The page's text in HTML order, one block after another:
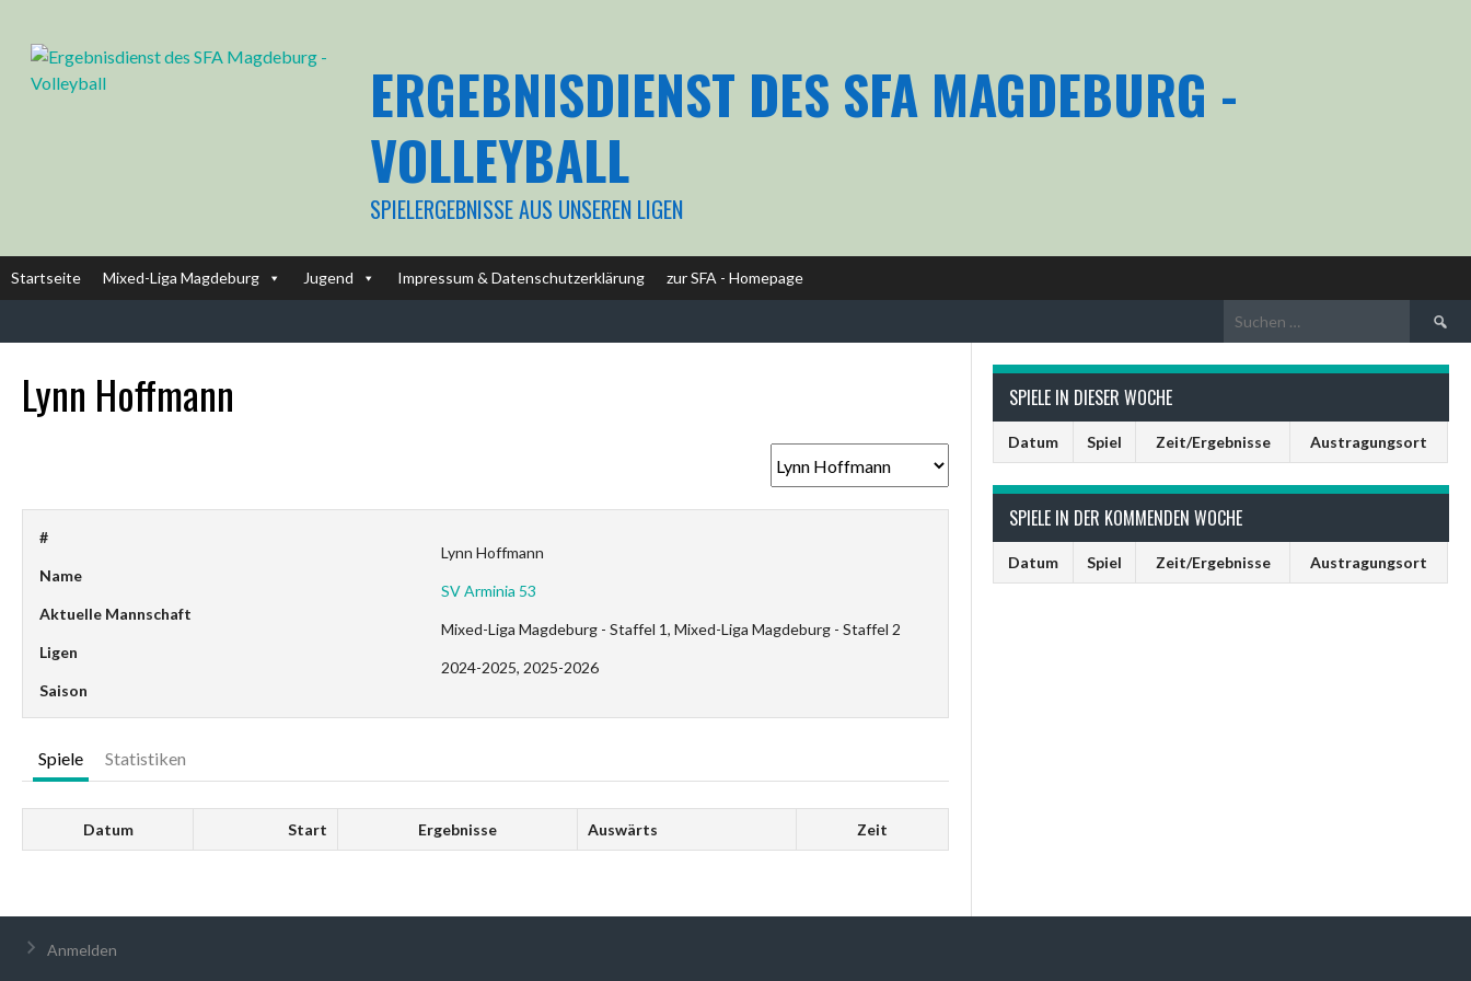
Inhalt
ERGEBNISDIENST DES SFA MAGDEBURG -
VOLLEYBALL
SPIELERGEBNISSE AUS UNSEREN LIGEN
Startseite Mixed-Liga Magdeburg Jugend Impressum & Datenschutzerklärung zur SFA - Homepage
Suchen
nach:
Lynn Hoffmann
#
Name
Lynn Hoffmann
Aktuelle Mannschaft
SV Arminia 53
Ligen
Mixed-Liga Magdeburg - Staffel 1, Mixed-Liga Magdeburg - Staffel 2
Saison
2024-2025, 2025-2026
Spiele Statistiken
Datum Start Ergebnisse Auswärts Zeit
SPIELE IN DIESER WOCHE
Datum Spiel Zeit/Ergebnisse Austragungsort
SPIELE IN DER KOMMENDEN WOCHE
Datum Spiel Zeit/Ergebnisse Austragungsort
Anmelden